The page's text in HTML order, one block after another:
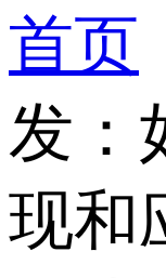
首页
发：
现和